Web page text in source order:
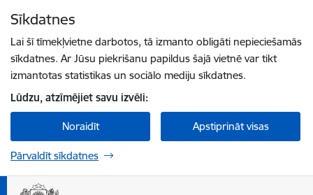
Sīkdatnes
Lai šī tīmekļvietne darbotos, tā izmanto obligāti nepieciešamās
sīkdatnes. Ar Jūsu piekrišanu papildus šajā vietnē var tikt
izmantotas statistikas un sociālo mediju sīkdatnes.
Lūdzu, atzīmējiet savu izvēli:
Noraidīt Apstiprināt visas
Pārvaldīt sīkdatnes